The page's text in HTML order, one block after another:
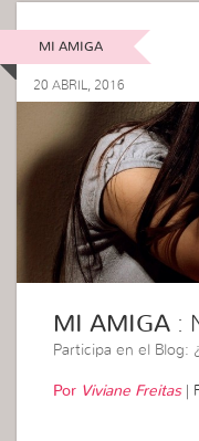
MI AMIGA
20 ABRIL, 2016
MI AMIGA :
Participa en el Blog:
Por Viviane Freitas|